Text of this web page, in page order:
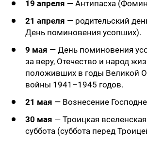
19 апреля — Антипасха
21 апреля — родительский
День поминовения усопших).
9 мая — День поминовения
за веру, Отечество и народ
положивших в годы Великой
войны 1941–1945 годов.
21 мая — Вознесение
30 мая — Троицкая
суббота (суббота перед